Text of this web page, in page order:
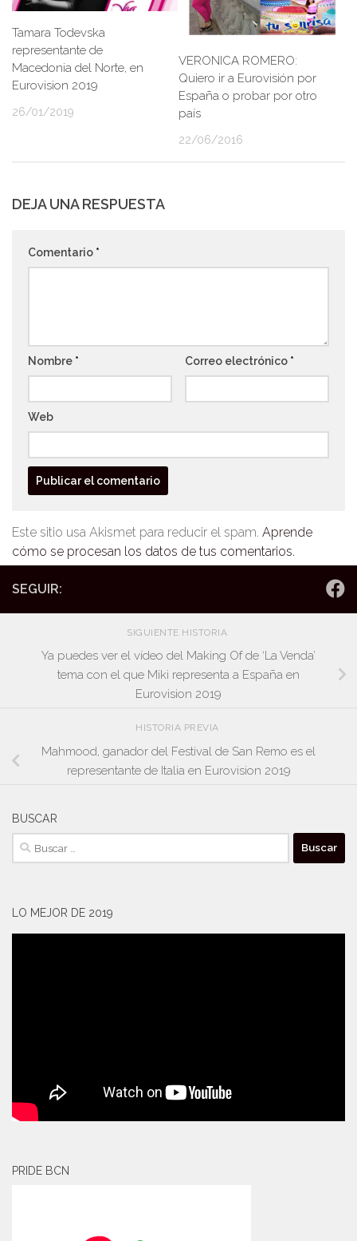
Tamara Todevska
representante de
Macedonia del Norte, en
Eurovision 2019
26/01/2019
VERONICA ROMERO:
Quiero ir a Eurovisión por
España o probar por otro
país
22/06/2016
DEJA UNA RESPUESTA
Comentario *
Nombre * Correo electrónico *
Web
Este sitio usa Akismet para reducir el spam. Aprende
cómo se procesan los datos de tus comentarios.
SEGUIR:
SIGUIENTE HISTORIA
Ya puedes ver el vídeo del Making Of de ‘La Venda’
tema con el que Miki representa a España en
Eurovision 2019
HISTORIA PREVIA
Mahmood, ganador del Festival de San Remo es el
representante de Italia en Eurovision 2019
BUSCAR
Buscar:
LO MEJOR DE 2019
PRIDE BCN